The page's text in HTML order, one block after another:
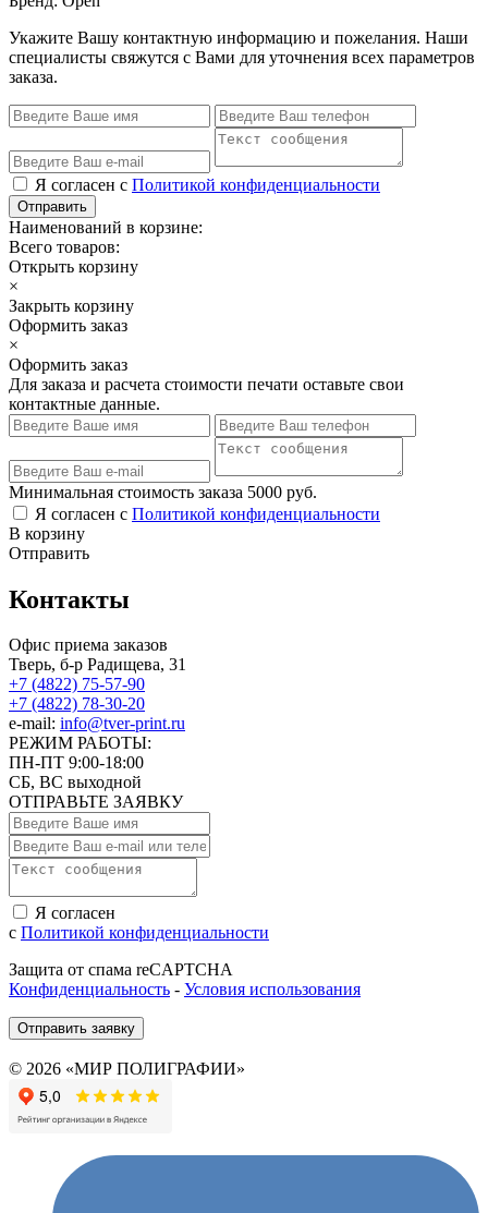
Укажите Вашу контактную информацию и пожелания. Наши
специалисты свяжутся с Вами для уточнения всех параметров
заказа.
Я согласен с Политикой конфиденциальности
Отправить
Наименований в корзине:
Всего товаров:
Открыть корзину
×
Закрыть корзину
Оформить заказ
×
Оформить заказ
Для заказа и расчета стоимости печати оставьте свои
контактные данные.
Минимальная стоимость заказа 5000 руб.
Я согласен с Политикой конфиденциальности
В корзину
Отправить
Контакты
Офис приема заказов
Тверь, б-р Радищева, 31
+7 (4822) 75-57-90
+7 (4822) 78-30-20
e-mail: info@tver-print.ru
РЕЖИМ РАБОТЫ:
ПН-ПТ 9:00-18:00
СБ, ВС выходной
ОТПРАВЬТЕ ЗАЯВКУ
Я согласен
с Политикой конфиденциальности
Защита от спама reCAPTCHA
Конфиденциальность - Условия использования
Отправить заявку
© 2026 «МИР ПОЛИГРАФИИ»